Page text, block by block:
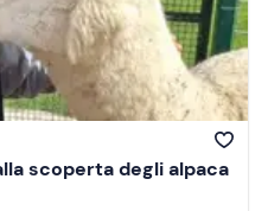
scoperta degli alpaca